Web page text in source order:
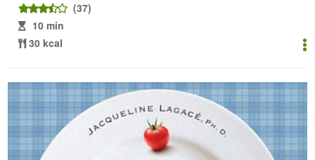
(37)
10 min
30 kcal